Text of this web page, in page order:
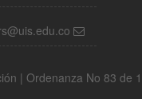
| Ordenanza No 83